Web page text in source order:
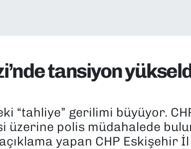
tansiyon
“tahliye” gerilimi büyüyor.
üzerine polis müdahalede
yapan CHP Eskişehir